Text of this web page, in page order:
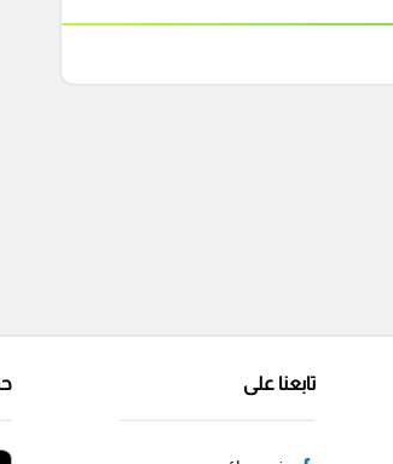
تابعنا على